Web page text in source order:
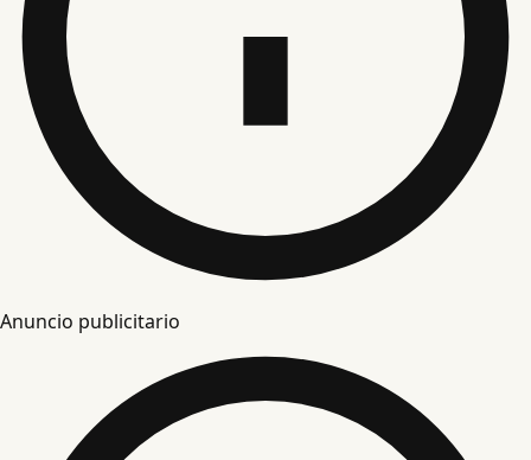
Anuncio publicitario